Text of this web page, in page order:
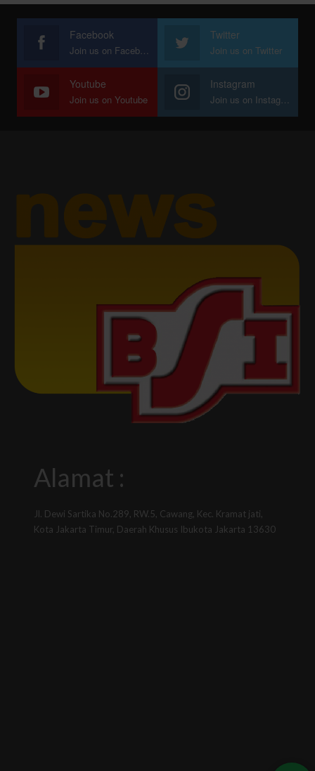
Facebook
Join us on Facebook
Twitter
Join us on Twitter
Youtube
Join us on Youtube
Instagram
Join us on Instagram
Alamat :
Jl. Dewi Sartika No.289, RW.5, Cawang, Kec. Kramat jati,
Kota Jakarta Timur, Daerah Khusus Ibukota Jakarta 13630